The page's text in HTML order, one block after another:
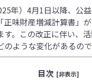
年）4月1日以降、公
正味財産増減計算書」
す。この改正に伴い、
のような変化があるので
目次 [非表示]